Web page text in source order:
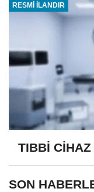
RESMİ İLANDIR
TIBBİ
SON